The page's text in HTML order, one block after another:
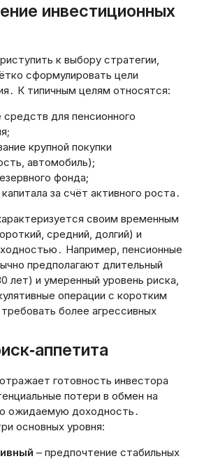
инвестиционных
к выбору стратегии,
сформулировать цели
К типичным целям относятся:
средств для пенсионного
крупной покупки
автомобиль);
фонда;
за счёт активного роста․
своим временным
средний, долгий) и
Например, пенсионные
предполагают длительный
лет) и умеренный уровень риска,
операции с коротким
более агрессивных
готовность инвестора
потери в обмен на
ожидаемую доходность․
основных уровня:
– предпочтение стабильных